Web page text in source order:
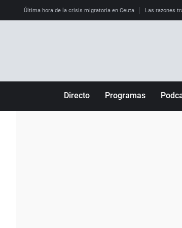
Última hora de la crisis migratoria en Ceuta Las razones
Directo Programas